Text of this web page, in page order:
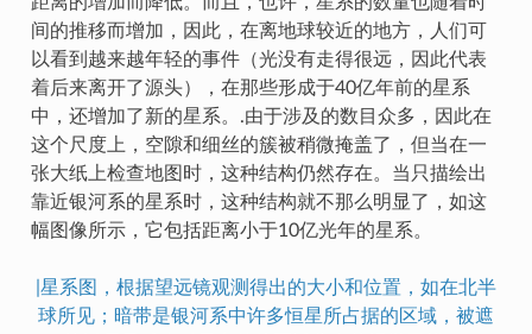
间的推移而增加，因此，在离地球较近的地方，人们可
以看到越来越年轻的事件（光没有走得很远，因此代表
着后来离开了源头），在那些形成于40亿年前的星系
中，还增加了新的星系。.由于涉及的数目众多，因此在
这个尺度上，空隙和细丝的簇被稍微掩盖了，但当在一
张大纸上检查地图时，这种结构仍然存在。当只描绘出
靠近银河系的星系时，这种结构就不那么明显了，如这
幅图像所示，它包括距离小于10亿光年的星系。
|星系图，根据望远镜观测得出的大小和位置，如在北半
球所见；暗带是银河系中许多恒星所占据的区域，被遮